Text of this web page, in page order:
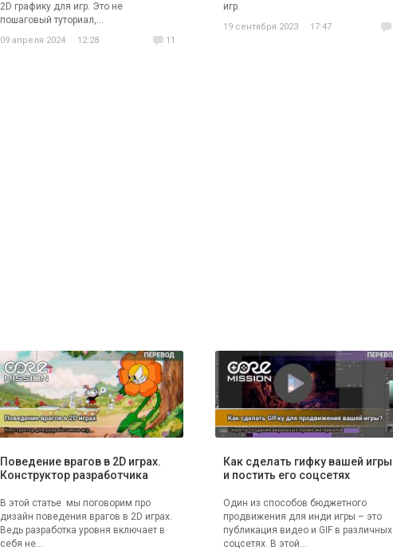
2D графику для игр. Это не
пошаговый туториал,...
09 апреля 2024 12:28 11
игр.
19 сентября 2023 17:47
Поведение врагов в 2D играх.
Конструктор разработчика
В этой статье мы поговорим про
дизайн поведения врагов в 2D играх.
Ведь разработка уровня включает в
себя не...
Как сделать гифку вашей игры
и постить его соцсетях
Один из способов бюджетного
продвижения для инди игры – это
публикация видео и GIF в различных
соцсетях. В этой...